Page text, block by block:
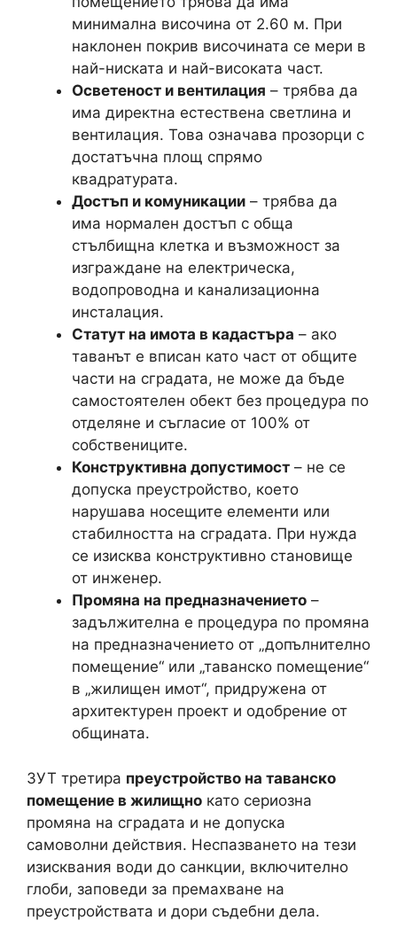
минимална височина от 2.60 м. При
наклонен покрив височината се мери в
най-ниската и най-високата част.
Осветеност и вентилация – трябва да
има директна естествена светлина и
вентилация. Това означава прозорци с
достатъчна площ спрямо
квадратурата.
Достъп и комуникации – трябва да
има нормален достъп с обща
стълбищна клетка и възможност за
изграждане на електрическа,
водопроводна и канализационна
инсталация.
Статут на имота в кадастъра – ако
таванът е вписан като част от общите
части на сградата, не може да бъде
самостоятелен обект без процедура по
отделяне и съгласие от 100% от
собствениците.
Конструктивна допустимост – не се
допуска преустройство, което
нарушава носещите елементи или
стабилността на сградата. При нужда
се изисква конструктивно становище
от инженер.
Промяна на предназначението –
задължителна е процедура по промяна
на предназначението от „допълнително
помещение“ или „таванско помещение“
в „жилищен имот“, придружена от
архитектурен проект и одобрение от
общината.
ЗУТ третира преустройство на таванско
помещение в жилищно като сериозна
промяна на сградата и не допуска
самоволни действия. Неспазването на тези
изисквания води до санкции, включително
глоби, заповеди за премахване на
преустройствата и дори съдебни дела.